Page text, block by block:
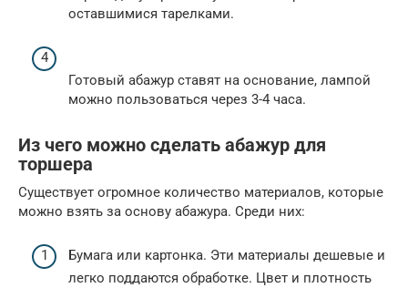
оставшимися тарелками.
Готовый абажур ставят на основание, лампой
можно пользоваться через 3-4 часа.
Из чего можно сделать абажур для
торшера
Существует огромное количество материалов, которые
можно взять за основу абажура. Среди них:
Бумага или картонка. Эти материалы дешевые и
легко поддаются обработке. Цвет и плотность